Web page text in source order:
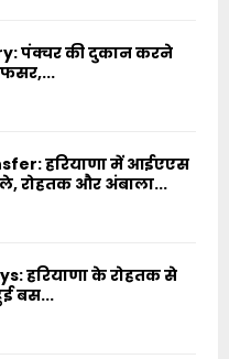
पंक्चर की दुकान करने
हरियाणा में आईएएस
रोहतक और अंबाला...
हरियाणा के रोहतक से
बस...